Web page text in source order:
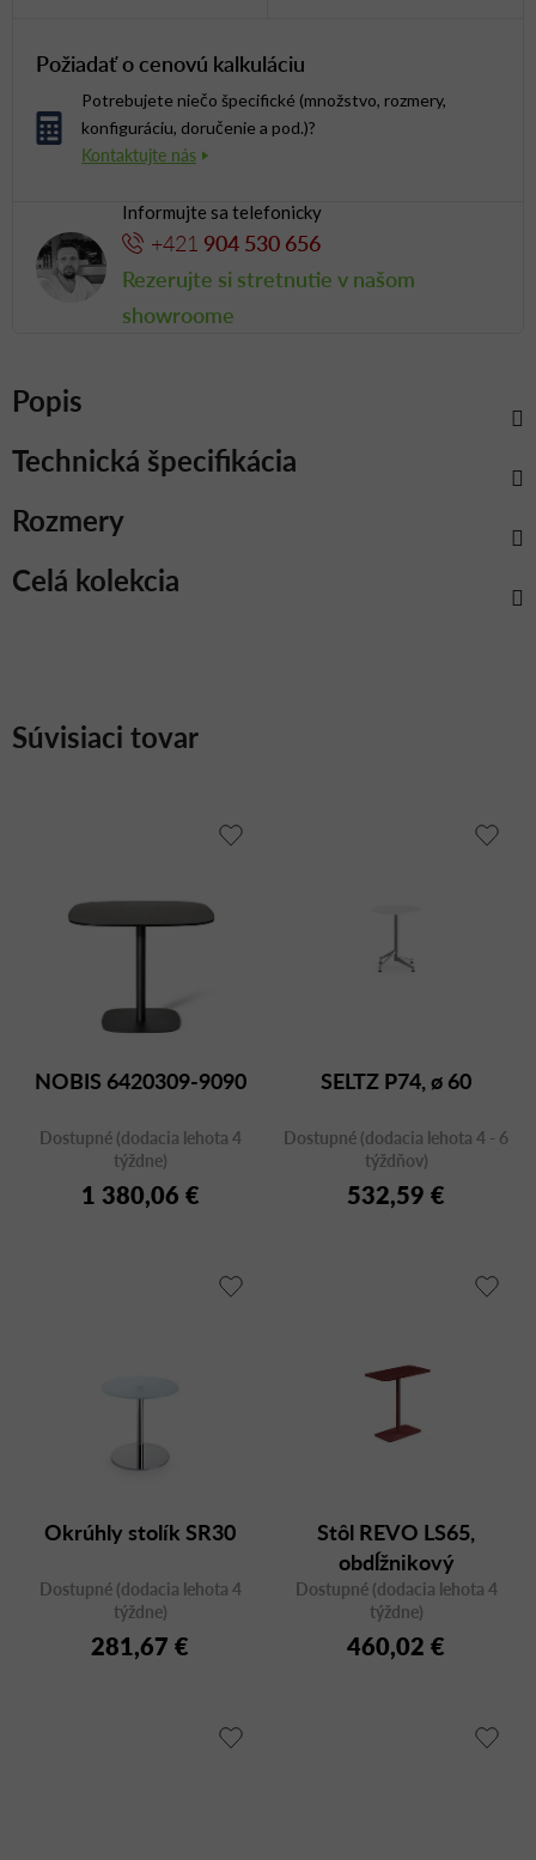
Požiadať o cenovú kalkuláciu
Potrebujete niečo špecifické (množstvo, rozmery,
konfiguráciu, doručenie a pod.)?
Informujte sa telefonicky
+421 904 530 656
Rezerujte si stretnutie v našom
showroome
Popis
Celá kolekcia
Rozmery
Technická špecifikácia
Súvisiaci tovar
NOBIS 6420309-9090
Dostupné (dodacia lehota 4
týždne)
1 380,06 €
SELTZ P74, ø 60
Dostupné (dodacia lehota 4 - 6
týždňov)
532,59 €
Okrúhly stolík SR30
Dostupné (dodacia lehota 4
týždne)
281,67 €
Stôl REVO LS65,
obdĺžnikový
Dostupné (dodacia lehota 4
týždne)
460,02 €